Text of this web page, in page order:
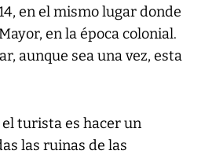
en el mismo lugar donde
en la época colonial.
aunque sea una vez, esta
turista es hacer un
las ruinas de las